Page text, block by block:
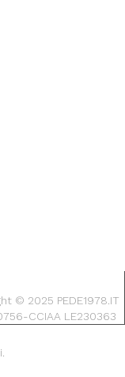
© 2025 PEDE1978.IT
CCIAA LE230363